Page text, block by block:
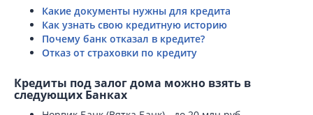
Какие документы нужны для кредита
Как узнать свою кредитную историю
Почему банк отказал в кредите?
Отказ от страховки по кредиту
Кредиты под залог дома можно взять в
следующих Банках